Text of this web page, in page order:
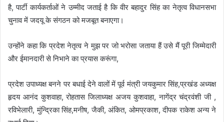
है, पार्टी कार्यकर्ताओं ने उम्मीद जताई है कि वीर बहादुर सिंह का नेतृत्व विधानसभा
चुनाव में जदयू के संगठन को मजबूत बनाएगा।
उन्होंने कहा कि प्रदेश नेतृत्व ने मुझ पर जो भरोसा जताया हैं उसे मैं पूरी जिम्मेदारी
और ईमानदारी से निभाने का प्रयास करूंगा,
प्रदेश उपाध्यक्ष बनने पर बधाई देने वालों में पूर्व मंत्री जयकुमार सिंह,प्रखंड अध्यक्ष
हृदय आनंद कुशवाहा, रोहतास जिलाध्यक्ष अजय कुशवाहा, नागेंद्र चंद्रवंशी जी ,
रविभेलारी, मुंन्द्रिका सिंह,मनीष, जैकी, अंकित, ओमप्रकाश, दीपक राकेश अन्य ने